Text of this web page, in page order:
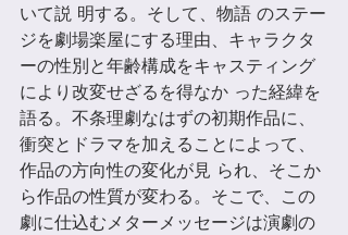
いて説 明する。そして、物語 のステー
ジを劇場楽屋にする理由、キャラクタ
ーの性別と年齢構成をキャスティング
により改変せざるを得なか った経緯を
語る。不条理劇なはずの初期作品に、
衝突とドラマを加えることによって、
作品の⽅向性の変化が⾒ られ、そこか
ら作品の性質が変わる。そこで、この
劇に仕込むメターメッセージは演劇の